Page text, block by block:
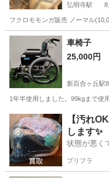
弘明寺駅 8
フクロモモンガ販売 ノーマル
神奈川 横浜市 弘明寺駅
車椅子
25,000円
新百合ヶ丘駅
1年半使用しました。99kgまで使
神奈川 川崎市 新百合ヶ
【汚れ
します✨
状態が悪く
プリフラ